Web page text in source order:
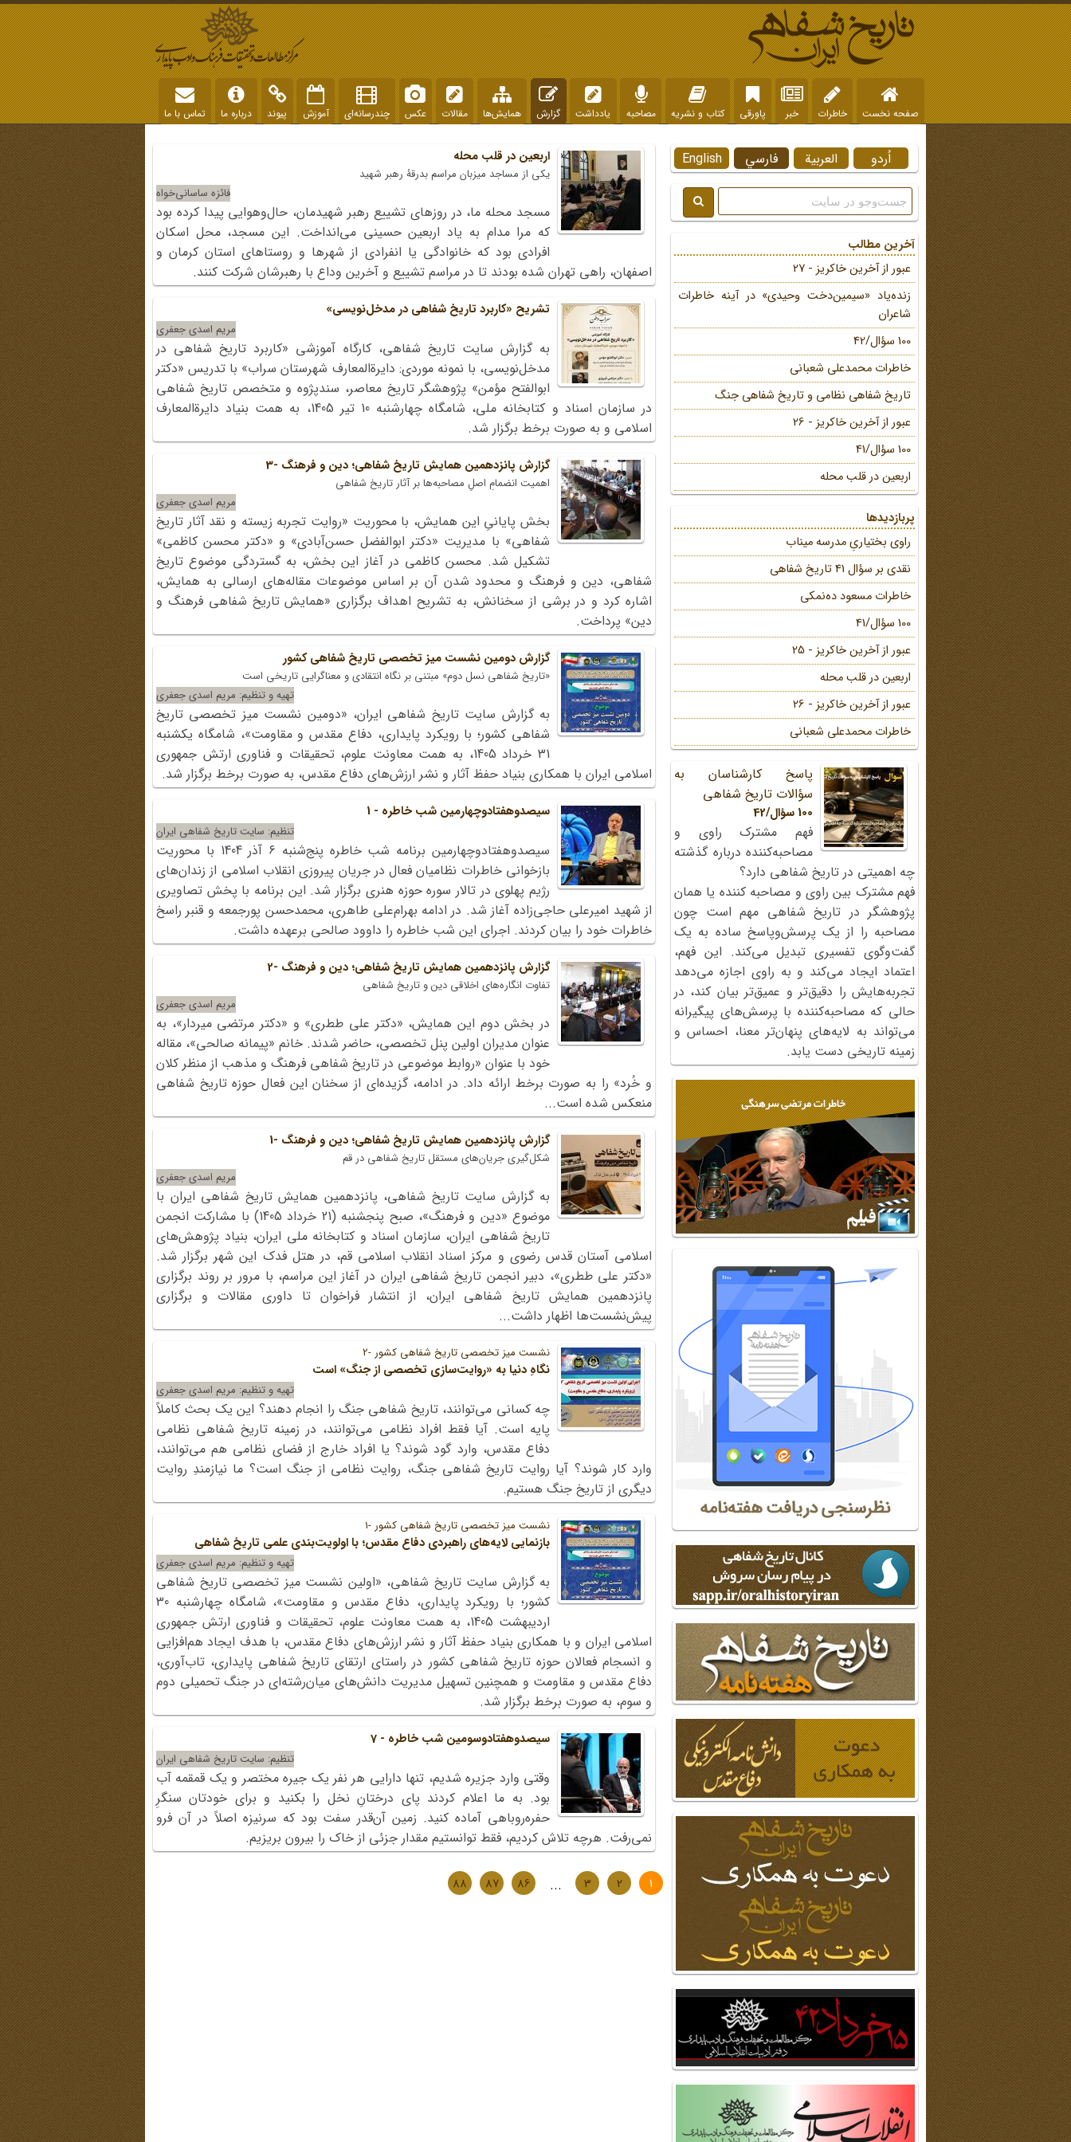
صفحه نخست خاطرات خبر پاورقی کتاب و نشریه مصاحبه یادداشت گزارش همایش‌ها مقالات عکس چندرسانه‌ای آموزش پیوند درباره ما تماس با ما
اربعین در قلب محله
یکی از مساجد میزبان مراسم بدرقۀ رهبر شهید
فائزه ساسانی‌خواه
مسجد محله ما، در روزهای تشییع رهبر شهیدمان، حال‌وهوایی پیدا کرده بود
که مرا مدام به یاد اربعین حسینی می‌انداخت. این مسجد، محل اسکان
افرادی بود که خانوادگی یا انفرادی از شهرها و روستاهای استان کرمان و
اصفهان، راهی تهران شده بودند تا در مراسم تشییع و آخرین وداع با رهبرشان شرکت کنند.
تشریح «کاربرد تاریخ شفاهی در مدخل‌نویسی»
مریم اسدی جعفری
به گزارش سایت تاریخ شفاهی، کارگاه آموزشی «کاربرد تاریخ شفاهی در
مدخل‌نویسی، با نمونه موردی: دایرة‌المعارف شهرستان سراب» با تدریس «دکتر
ابوالفتح مؤمن» پژوهشگر تاریخ معاصر، سندپژوه و متخصص تاریخ شفاهی
در سازمان اسناد و کتابخانه ملی، شامگاه چهارشنبه 10 تیر 1405، به همت بنیاد دایرة‌المعارف
اسلامی و به صورت برخط برگزار شد.
گزارش پانزدهمین همایش تاریخ شفاهی؛ دین و فرهنگ -3
اهمیت انضمامِ اصلِ مصاحبه‌ها بر آثار تاریخ شفاهی
مریم اسدی جعفری
بخش پایانیِ این همایش، با محوریت «روایت تجربه زیسته و نقد آثار تاریخ
شفاهی» با مدیریت «دکتر ابوالفضل حسن‌آبادی» و «دکتر محسن کاظمی»
تشکیل شد. محسن کاظمی در آغاز این بخش، به گستردگی موضوع تاریخ
شفاهی، دین و فرهنگ و محدود شدن آن بر اساس موضوعات مقاله‌های ارسالی به همایش،
اشاره کرد و در برشی از سخنانش، به تشریح اهداف برگزاری «همایش تاریخ شفاهی فرهنگ و
دین» پرداخت.
گزارش دومین نشست میز تخصصی تاریخ شفاهی کشور
«تاریخ شفاهی نسل دوم» مبتنی بر نگاه انتقادی و معناگرایی تاریخی است
تهیه و تنظیم: مریم اسدی جعفری
به گزارش سایت تاریخ شفاهی ایران، «دومین نشست میز تخصصی تاریخ
شفاهی کشور؛ با رویکرد پایداری، دفاع مقدس و مقاومت»، شامگاه یکشنبه
31 خرداد 1405، به همت معاونت علوم، تحقیقات و فناوری ارتش جمهوری
اسلامی ایران با همکاری بنیاد حفظ آثار و نشر ارزش‌های دفاع مقدس، به صورت برخط برگزار شد.
سیصدوهفتادوچهارمین شب خاطره - 1
تنظیم: سایت تاریخ شفاهی ایران
سیصدوهفتادوچهارمین برنامه شب خاطره پنج‌شنبه ۶ آذر 1404 با محوریت
بازخوانی خاطرات نظامیان فعال در جریان پیروزی انقلاب اسلامی از زندان‌های
رژیم پهلوی در تالار سوره حوزه هنری برگزار شد. این برنامه با پخش تصاویری
از شهید امیرعلی حاجی‌زاده آغاز شد. در ادامه بهرام‌علی طاهری، محمدحسن پورجمعه و قنبر راسخ
خاطرات خود را بیان کردند. اجرای این شب خاطره را داوود صالحی برعهده داشت.
گزارش پانزدهمین همایش تاریخ شفاهی؛ دین و فرهنگ -2
تفاوت انگاره‌های اخلاقی دین و تاریخ شفاهی
مریم اسدی جعفری
در بخش دوم این همایش، «دکتر علی ططری» و «دکتر مرتضی میردار»، به
عنوان مدیران اولین پنل تخصصی، حاضر شدند. خانم «پیمانه صالحی»، مقاله
خود با عنوان «روابط موضوعی در تاریخ شفاهی فرهنگ و مذهب از منظر کلان
و خُرد» را به صورت برخط ارائه داد. در ادامه، گزیده‌ای از سخنان این فعال حوزه تاریخ شفاهی
منعکس شده است...
گزارش پانزدهمین همایش تاریخ شفاهی؛ دین و فرهنگ -1
شکل‌گیری جریان‌های مستقل تاریخ شفاهی در قم
مریم اسدی جعفری
به گزارش سایت تاریخ شفاهی، پانزدهمین همایش تاریخ شفاهی ایران با
موضوع «دین و فرهنگ»، صبح پنجشنبه (21 خرداد 1405) با مشارکت انجمن
تاریخ شفاهی ایران، سازمان اسناد و کتابخانه ملی ایران، بنیاد پژوهش‌های
اسلامی آستان قدس رضوی و مرکز اسناد انقلاب اسلامی قم، در هتل فدک این شهر برگزار شد.
«دکتر علی ططری»، دبیر انجمن تاریخ شفاهی ایران در آغاز این مراسم، با مرور بر روند برگزاری
پانزدهمین همایش تاریخ شفاهی ایران، از انتشار فراخوان تا داوری مقالات و برگزاری
پیش‌نشست‌ها اظهار داشت...
نشست میز تخصصی تاریخ شفاهی کشور -2
نگاهِ دنیا به «روایت‌سازی تخصصی از جنگ» است
تهیه و تنظیم: مریم اسدی جعفری
چه کسانی می‌توانند، تاریخ شفاهی جنگ را انجام دهند؟ این یک بحث کاملاً
پایه است. آیا فقط افراد نظامی می‌توانند، در زمینه تاریخ شفاهی نظامی
دفاع مقدس، وارد گود شوند؟ یا افراد خارج از فضای نظامی هم می‌توانند،
وارد کار شوند؟ آیا روایت تاریخ شفاهی جنگ، روایت نظامی از جنگ است؟ ما نیازمندِ روایت
دیگری از تاریخ جنگ هستیم.
نشست میز تخصصی تاریخ شفاهی کشور -1
بازنمایی لایه‌های راهبردی دفاع مقدس؛ با اولویت‌بندی علمی تاریخ شفاهی
تهیه و تنظیم: مریم اسدی جعفری
به گزارش سایت تاریخ شفاهی، «اولین نشست میز تخصصی تاریخ شفاهی
کشور؛ با رویکرد پایداری، دفاع مقدس و مقاومت»، شامگاه چهارشنبه 30
اردیبهشت 1405، به همت معاونت علوم، تحقیقات و فناوری ارتش جمهوری
اسلامی ایران و با همکاری بنیاد حفظ آثار و نشر ارزش‌های دفاع مقدس، با هدف ایجاد هم‌افزایی
و انسجام فعالان حوزه تاریخ شفاهی کشور در راستای ارتقای تاریخ شفاهی پایداری، تاب‌آوری،
دفاع مقدس و مقاومت و همچنین تسهیل مدیریت دانش‌های میان‌رشته‌ای در جنگ تحمیلی دوم
و سوم، به صورت برخط برگزار شد.
سیصدوهفتادوسومین شب خاطره - 7
تنظیم: سایت تاریخ شفاهی ایران
وقتی وارد جزیره شدیم، تنها دارایی هر نفر یک جیره مختصر و یک قمقمه آب
بود. به ما اعلام کردند پای درختانِ نخل را بکنید و برای خودتان سنگرِ
حفره‌روباهی آماده کنید. زمین آن‌قدر سفت بود که سرنیزه اصلاً در آن فرو
نمی‌رفت. هرچه تلاش کردیم، فقط توانستیم مقدار جزئی از خاک را بیرون بریزیم.
1
2
3
...
86
87
88
English فارسي العربية اُردو
آخرین مطالب
عبور از آخرین خاکریز - 27
زنده‌یاد «سیمین‌دخت وحیدی» در آینه خاطرات
شاعران
100 سؤال/42
خاطرات محمد‌علی شعبانی
تاریخ شفاهی نظامی و تاریخ شفاهی جنگ
عبور از آخرین خاکریز - 26
100 سؤال/41
اربعین در قلب محله
پربازدیدها
راوی بختیاریِ مدرسه میناب
نقدی بر سؤال 41 تاریخ شفاهی
خاطرات مسعود ده‌نمکی
100 سؤال/41
عبور از آخرین خاکریز - 25
اربعین در قلب محله
عبور از آخرین خاکریز - 26
خاطرات محمد‌علی شعبانی
پاسخ کارشناسان به
سؤالات تاریخ شفاهی
100 سؤال/42
فهم مشترک راوی و
مصاحبه‌کننده درباره گذشته
چه اهمیتی در تاریخ شفاهی دارد؟
فهم مشترک بین راوی و مصاحبه کننده یا همان
پژوهشگر در تاریخ شفاهی مهم است چون
مصاحبه را از یک پرسش‌وپاسخ ساده به یک
گفت‌وگوی تفسیری تبدیل می‌کند. این فهم،
اعتماد ایجاد می‌کند و به راوی اجازه می‌دهد
تجربه‌هایش را دقیق‌تر و عمیق‌تر بیان کند، در
حالی که مصاحبه‌کننده با پرسش‌های پیگیرانه
می‌تواند به لایه‌های پنهان‌تر معنا، احساس و
زمینه تاریخی دست یابد.